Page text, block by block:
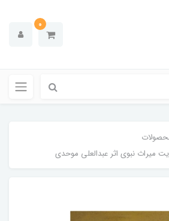
0
میراث نبوی اثر عبدالعلی موحدی